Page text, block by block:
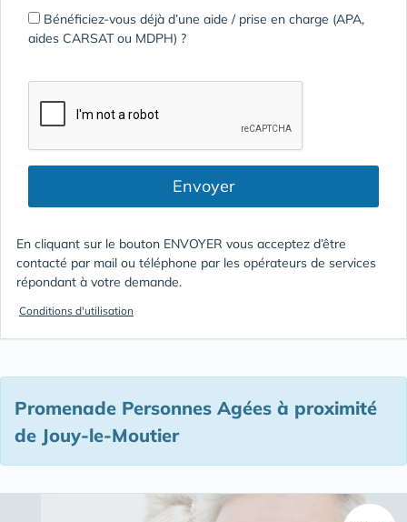
Bénéficiez-vous déjà d’une aide / prise en charge (APA,
aides CARSAT ou MDPH) ?
Envoyer
En cliquant sur le bouton ENVOYER vous acceptez d’être
contacté par mail ou téléphone par les opérateurs de services
répondant à votre demande.
Conditions d'utilisation
Promenade Personnes Agées à proximité
de Jouy-le-Moutier